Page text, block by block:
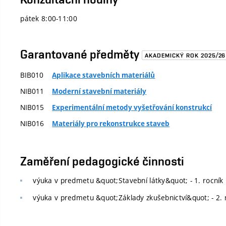
pátek 8:00-11:00
Garantované předměty AKADEMICKÝ ROK 2025/26
BIB010 Aplikace stavebních materiálů
NIB011 Moderní stavební materiály
NIB015 Experimentální metody vyšetřování konstrukcí
NIB016 Materiály pro rekonstrukce staveb
Zaměření pedagogické činnosti
výuka v predmetu &quot;Stavební látky&quot; - 1. rocník
výuka v predmetu &quot;Základy zkušebnictví&quot; - 2.